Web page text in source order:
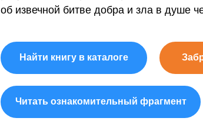
об извечной битве добра и зла в душе
Читать ознакомительный фрагмент
Найти книгу в каталоге